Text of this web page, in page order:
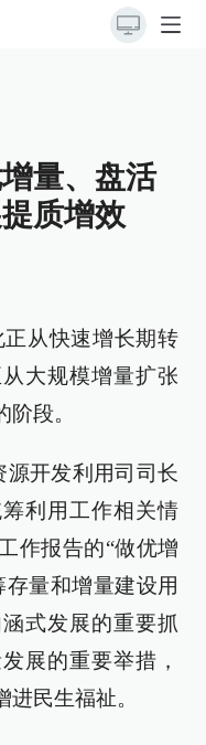
量、盘活
质增效
从快速增长期转
大规模增量扩张
段。
源开发利用司司长
利用工作相关情
作报告的“做优增
量和增量建设用
式发展的重要抓
展的重要举措，
民生福祉。